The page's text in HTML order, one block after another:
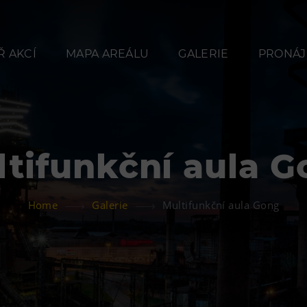
AKCÍ MAPA AREÁLU GALERIE
aula
Home Galerie Multifunkční aula Gong
Občerstvení
Kavárna Velký Svět
techniky